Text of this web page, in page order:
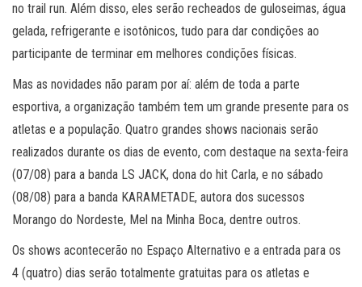
no trail run. Além disso, eles serão recheados de guloseimas, água
gelada, refrigerante e isotônicos, tudo para dar condições ao
participante de terminar em melhores condições físicas.
Mas as novidades não param por aí: além de toda a parte
esportiva, a organização também tem um grande presente para os
atletas e a população. Quatro grandes shows nacionais serão
realizados durante os dias de evento, com destaque na sexta-feira
(07/08) para a banda LS JACK, dona do hit Carla, e no sábado
(08/08) para a banda KARAMETADE, autora dos sucessos
Morango do Nordeste, Mel na Minha Boca, dentre outros.
Os shows acontecerão no Espaço Alternativo e a entrada para os
4 (quatro) dias serão totalmente gratuitas para os atletas e